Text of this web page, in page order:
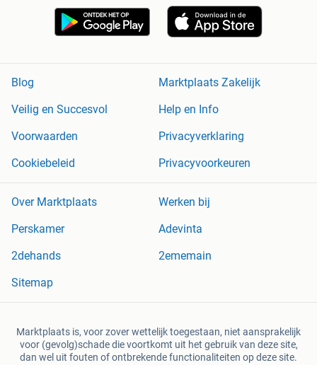
Blog
Marktplaats Zakelijk
Veilig en Succesvol
Help en Info
Voorwaarden
Privacyverklaring
Cookiebeleid
Privacyvoorkeuren
Over Marktplaats
Werken bij
Perskamer
Adevinta
2dehands
2ememain
Sitemap
Marktplaats is, voor zover wettelijk toegestaan, niet aansprakelijk
voor (gevolg)schade die voortkomt uit het gebruik van deze site,
dan wel uit fouten of ontbrekende functionaliteiten op deze site.